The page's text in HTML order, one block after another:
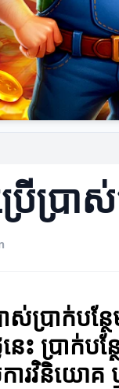
ើប្រា
ាស់ប្រាក់បន្
នេះ ប្រាក់
ារវិនិយោគ